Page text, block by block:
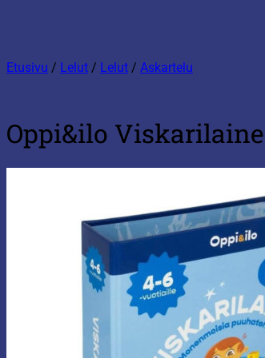
Etusivu / Lelut / Lelut / Askartelu
Oppi&ilo